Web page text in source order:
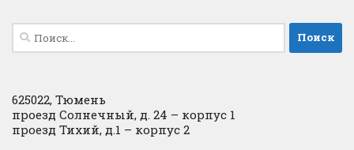
Найти:
625022, Тюмень
проезд Солнечный, д. 24 – корпус 1
проезд Тихий, д.1 – корпус 2